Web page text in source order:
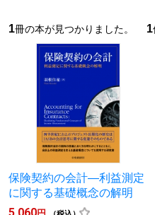
1冊の本が見つかりました。 1
保険契約の会計―利益測定
に関する基礎概念の解明